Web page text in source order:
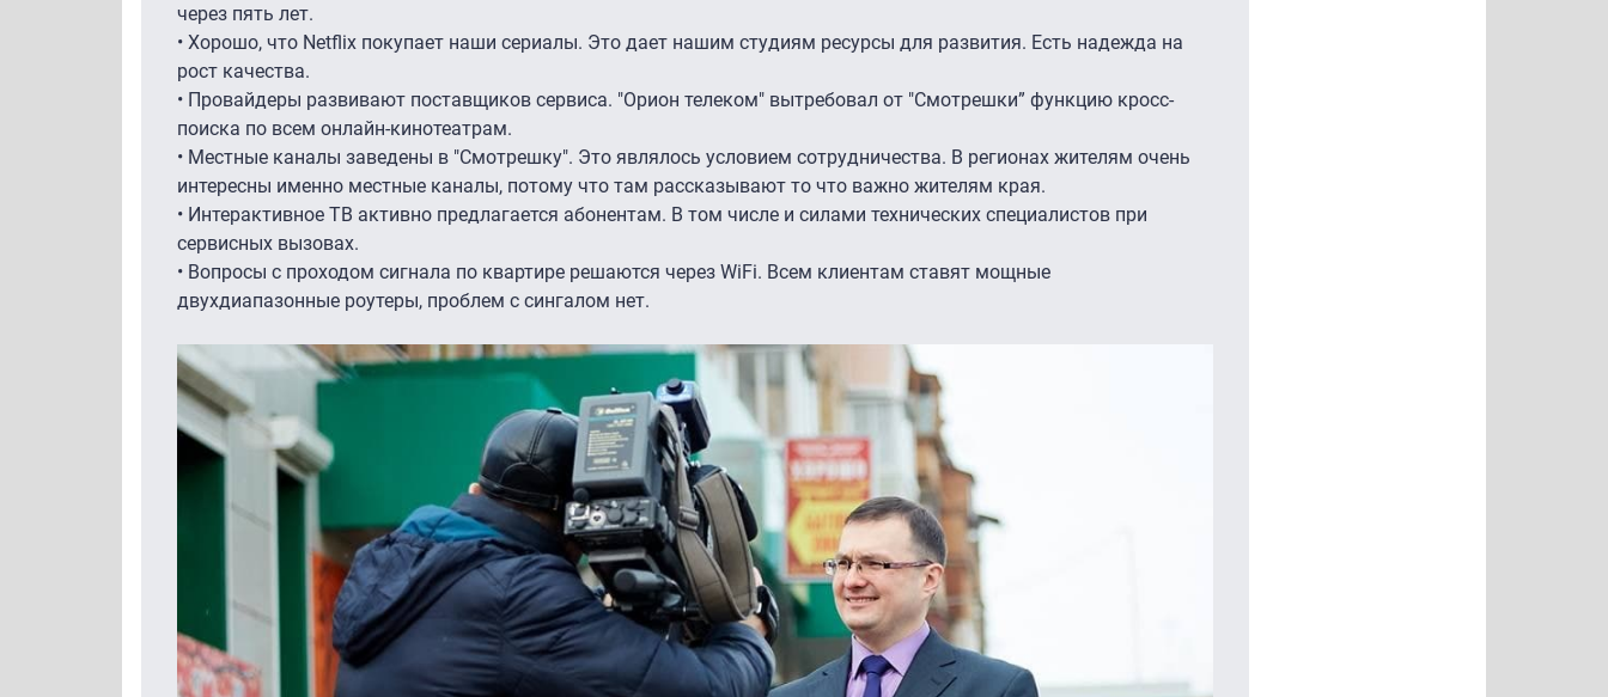
через пять лет.
• Хорошо, что Netflix покупает наши сериалы. Это дает нашим студиям ресурсы для развития. Есть надежда на
рост качества.
• Провайдеры развивают поставщиков сервиса. "Орион телеком" вытребовал от "Смотрешки” функцию кросс-
поиска по всем онлайн-кинотеатрам.
• Местные каналы заведены в "Смотрешку". Это являлось условием сотрудничества. В регионах жителям очень
интересны именно местные каналы, потому что там рассказывают то что важно жителям края.
• Интерактивное ТВ активно предлагается абонентам. В том числе и силами технических специалистов при
сервисных вызовах.
• Вопросы с проходом сигнала по квартире решаются через WiFi. Всем клиентам ставят мощные
двухдиапазонные роутеры, проблем с сингалом нет.